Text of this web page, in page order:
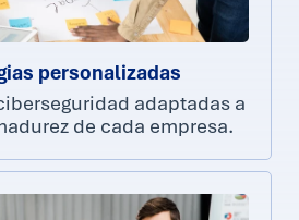
personalizadas
adaptadas a
de cada empresa.